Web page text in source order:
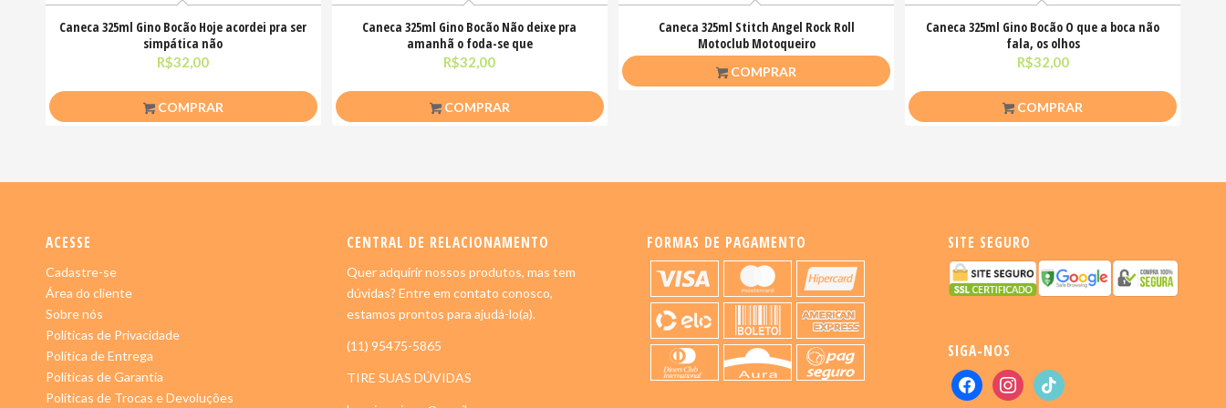
Caneca 325ml Gino Bocão Hoje acordei pra ser
simpática não
R$32,00
COMPRAR
Caneca 325ml Gino Bocão Não deixe pra
amanhã o foda-se que
R$32,00
COMPRAR
Caneca 325ml Stitch Angel Rock Roll
Motoclub Motoqueiro
COMPRAR
Caneca 325ml Gino Bocão O que a boca não
fala, os olhos
R$32,00
COMPRAR
ACESSE
Cadastre-se
Área do cliente
Sobre nós
Políticas de Privacidade
Política de Entrega
Políticas de Garantia
Políticas de Trocas e Devoluções
CENTRAL DE RELACIONAMENTO
Quer adquirir nossos produtos, mas tem
dúvidas? Entre em contato conosco,
estamos prontos para ajudá-lo(a).
(11) 95475-5865
TIRE SUAS DÚVIDAS
FORMAS DE PAGAMENTO SITE SEGURO
SIGA-NOS